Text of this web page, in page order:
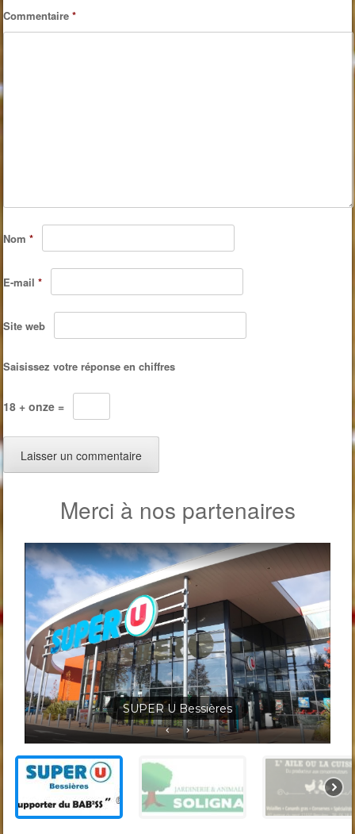
Commentaire*
Nom*
E-mail*
Site web
Saisissez votre réponse en chiffres
18 + onze =
Merci à nos partenaires
Jardineris Solignac Bessières